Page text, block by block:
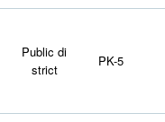
Public di
strict
PK-5